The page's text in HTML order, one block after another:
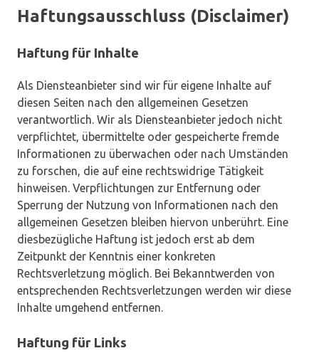
Haftungsausschluss (Disclaimer)
Haftung für Inhalte
Als Diensteanbieter sind wir für eigene Inhalte auf
diesen Seiten nach den allgemeinen Gesetzen
verantwortlich. Wir als Diensteanbieter jedoch nicht
verpflichtet, übermittelte oder gespeicherte fremde
Informationen zu überwachen oder nach Umständen
zu forschen, die auf eine rechtswidrige Tätigkeit
hinweisen. Verpflichtungen zur Entfernung oder
Sperrung der Nutzung von Informationen nach den
allgemeinen Gesetzen bleiben hiervon unberührt. Eine
diesbezügliche Haftung ist jedoch erst ab dem
Zeitpunkt der Kenntnis einer konkreten
Rechtsverletzung möglich. Bei Bekanntwerden von
entsprechenden Rechtsverletzungen werden wir diese
Inhalte umgehend entfernen.
Haftung für Links